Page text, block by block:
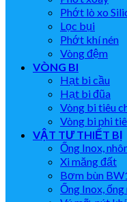
Phớt lò xo
Lọc bụi
Phớt khí nén
Vòng đệm
VÒNG BI
Hạt bi cầu
Hạt bi đũa
Vòng bi tiêu
Vòng bi phi
VẬT TƯ THIẾT BỊ
Ống Inox,
Xi măng đất
Bơm bùn
Ống Inox,